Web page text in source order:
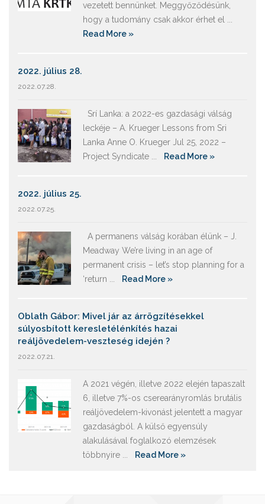
vezetett bennünket. Meggyőződésünk,
hogy a tudomány csak akkor érhet el ...
Read More »
2022. július 28.
2022.07.28.
Srí Lanka: a 2022-es gazdasági válság
leckéje – A. Krueger Lessons from Sri
Lanka Anne O. Krueger Jul 25, 2022 –
Project Syndicate ...
Read More »
2022. július 25.
2022.07.25.
A permanens válság korában élünk – J.
Meadway We’re living in an age of
permanent crisis – let’s stop planning for a
‘return ...
Read More »
Oblath Gábor: Mivel jár az árrögzítésekkel
súlyosbított keresletélénkítés hazai
reáljövedelem-veszteség idején ?
2022.07.21.
A 2021 végén, illetve 2022 elején tapaszalt
6, illetve 7%-os cserearányromlás brutális
reáljövedelem-kivonást jelentett a magyar
gazdaságból. A külső egyensúly
alakulásával foglalkozó elemzések
többnyire ...
Read More »